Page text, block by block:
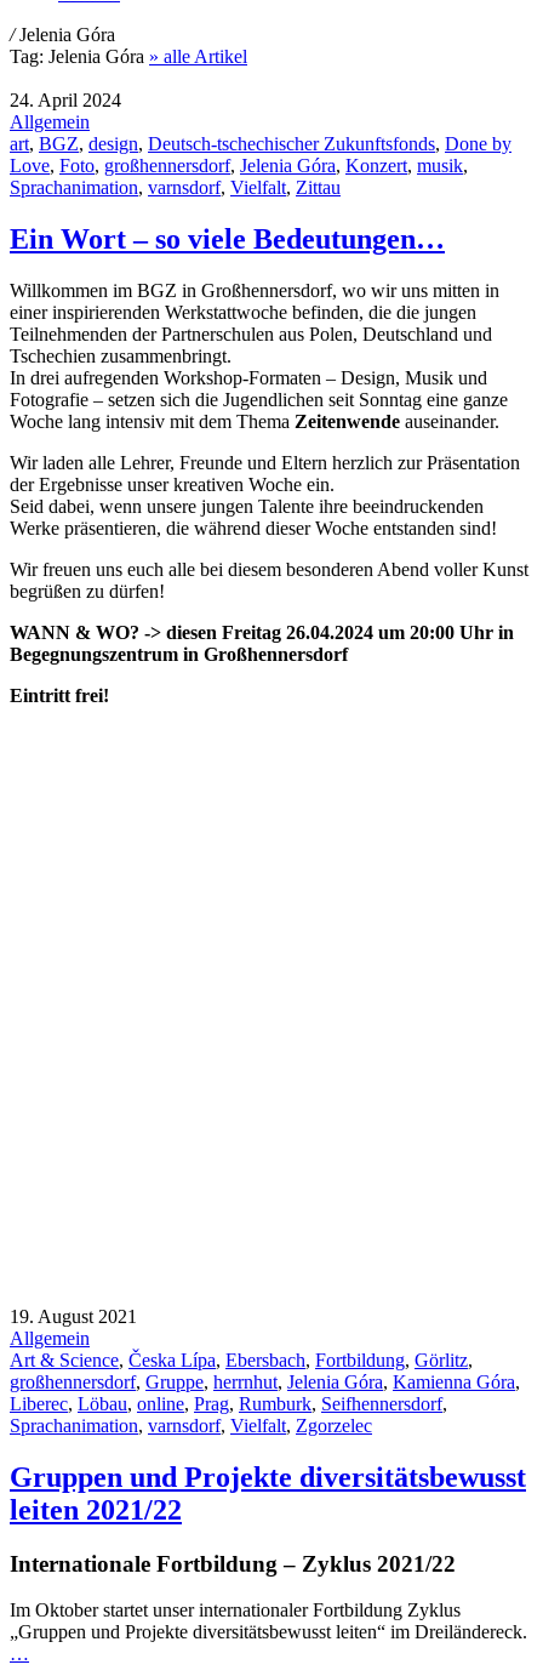
/ Jelenia Góra
Tag: Jelenia Góra » alle Artikel
24. April 2024
Allgemein
art, BGZ, design, Deutsch-tschechischer Zukunftsfonds, Done by
Love, Foto, großhennersdorf, Jelenia Góra, Konzert, musik,
Sprachanimation, varnsdorf, Vielfalt, Zittau
Ein Wort – so viele Bedeutungen…
Willkommen im BGZ in Großhennersdorf, wo wir uns mitten in
einer inspirierenden Werkstattwoche befinden, die die jungen
Teilnehmenden der Partnerschulen aus Polen, Deutschland und
Tschechien zusammenbringt.
In drei aufregenden Workshop-Formaten – Design, Musik und
Fotografie – setzen sich die Jugendlichen seit Sonntag eine ganze
Woche lang intensiv mit dem Thema Zeitenwende auseinander.
Wir laden alle Lehrer, Freunde und Eltern herzlich zur Präsentation
der Ergebnisse unser kreativen Woche ein.
Seid dabei, wenn unsere jungen Talente ihre beeindruckenden
Werke präsentieren, die während dieser Woche entstanden sind!
Wir freuen uns euch alle bei diesem besonderen Abend voller Kunst
begrüßen zu dürfen!
WANN & WO? -> diesen Freitag 26.04.2024 um 20:00 Uhr in
Begegnungszentrum in Großhennersdorf
Eintritt frei!
19. August 2021
Allgemein
Art & Science, Česka Lípa, Ebersbach, Fortbildung, Görlitz,
großhennersdorf, Gruppe, herrnhut, Jelenia Góra, Kamienna Góra,
Liberec, Löbau, online, Prag, Rumburk, Seifhennersdorf,
Sprachanimation, varnsdorf, Vielfalt, Zgorzelec
Gruppen und Projekte diversitätsbewusst
leiten 2021/22
Internationale Fortbildung – Zyklus 2021/22
Im Oktober startet unser internationaler Fortbildung Zyklus
„Gruppen und Projekte diversitätsbewusst leiten“ im Dreiländereck.
…